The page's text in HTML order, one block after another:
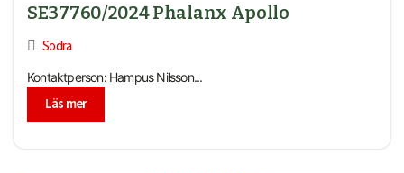
SE37760/2024 Phalanx Apollo
Södra
Kontaktperson: Hampus Nilsson...
Läs mer